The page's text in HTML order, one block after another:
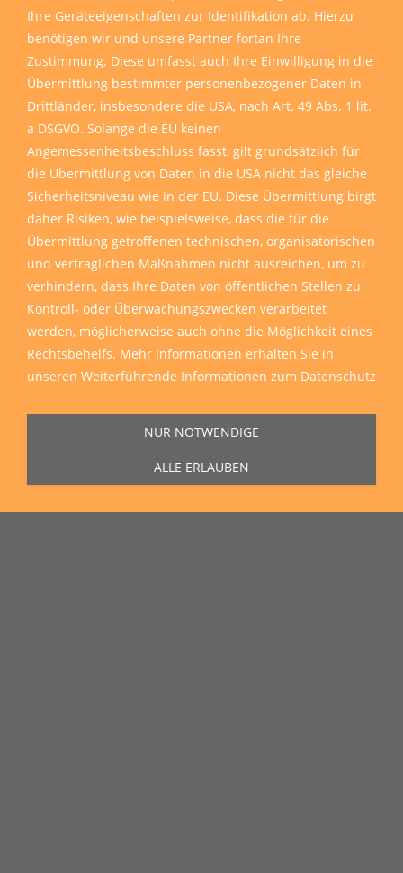
Ihre Geräteeigenschaften zur Identifikation ab. Hierzu
benötigen wir und unsere Partner fortan Ihre
Zustimmung. Diese umfasst auch Ihre Einwilligung in die
Übermittlung bestimmter personenbezogener Daten in
Drittländer, insbesondere die USA, nach Art. 49 Abs. 1 lit.
a DSGVO. Solange die EU keinen
Angemessenheitsbeschluss fasst, gilt grundsätzlich für
die Übermittlung von Daten in die USA nicht das gleiche
Sicherheitsniveau wie in der EU. Diese Übermittlung birgt
daher Risiken, wie beispielsweise, dass die für die
Übermittlung getroffenen technischen, organisatorischen
und vertraglichen Maßnahmen nicht ausreichen, um zu
verhindern, dass Ihre Daten von öffentlichen Stellen zu
Kontroll- oder Überwachungszwecken verarbeitet
werden, möglicherweise auch ohne die Möglichkeit eines
Rechtsbehelfs. Mehr Informationen erhalten Sie in
unseren Weiterführende Informationen zum Datenschutz
NUR NOTWENDIGE
ALLE ERLAUBEN